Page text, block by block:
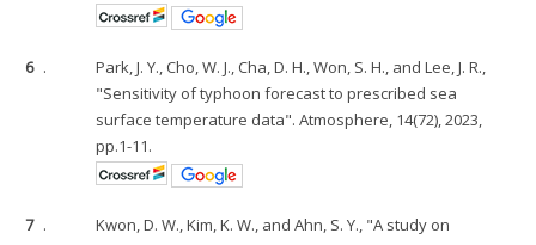
6 .
Park, J. Y., Cho, W. J., Cha, D. H., Won, S. H., and Lee, J. R.,
"Sensitivity of typhoon forecast to prescribed sea
surface temperature data". Atmosphere, 14(72), 2023,
pp.1-11.
7 .
Kwon, D. W., Kim, K. W., and Ahn, S. Y., "A study on